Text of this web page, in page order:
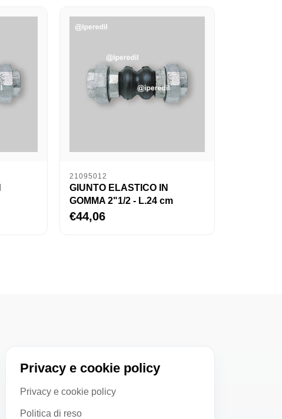
21095012
GIUNTO ELASTICO IN
GOMMA 2"1/2 - L.24 cm
€44,06
Privacy e cookie policy
Privacy e cookie policy
Politica di reso